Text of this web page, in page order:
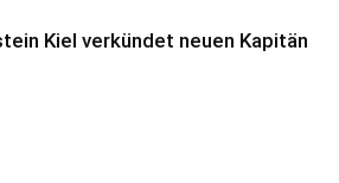
Kiel verkündet neuen Kapitän